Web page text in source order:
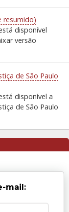
resumido)
disponível
versão
de São Paulo
disponível a
de São Paulo
mail: